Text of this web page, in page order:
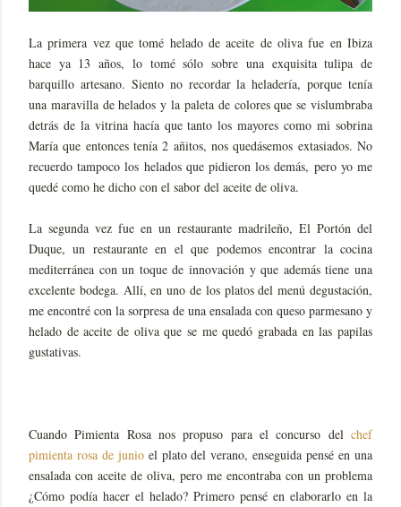
La primera vez que tomé helado de aceite de oliva fue en Ibiza
hace ya 13 años, lo tomé sólo sobre una exquisita tulipa de
barquillo artesano. Siento no recordar la heladería, porque tenía
una maravilla de helados y la paleta de colores que se vislumbraba
detrás de la vitrina hacía que tanto los mayores como mi sobrina
María que entonces tenía 2 añitos, nos quedásemos extasiados. No
recuerdo tampoco los helados que pidieron los demás, pero yo me
quedé como he dicho con el sabor del aceite de oliva.
La segunda vez fue en un restaurante madrileño, El Portón del
Duque, un restaurante en el que podemos encontrar la cocina
mediterránea con un toque de innovación y que además tiene una
excelente bodega. Allí, en uno de los platos del menú degustación,
me encontré con la sorpresa de una ensalada con queso parmesano y
helado de aceite de oliva que se me quedó grabada en las papilas
gustativas.
Cuando Pimienta Rosa nos propuso para el concurso del chef
pimienta rosa de junioel plato del verano, enseguida pensé en una
ensalada con aceite de oliva, pero me encontraba con un problema
¿Cómo podía hacer el helado? Primero pensé en elaborarlo en la